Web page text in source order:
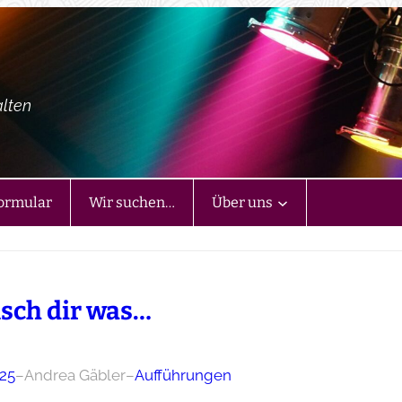
Wir suchen… Über uns
dir was…
–Andrea Gäbler–Aufführungen